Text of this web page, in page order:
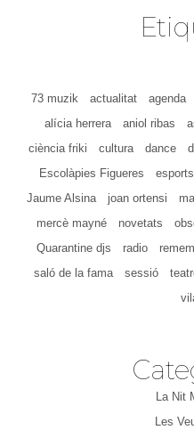
73 muzik actualitat agenda
alícia herrera
aniol ribas
ciència friki
cultura dance
Escolàpies Figueres
esports
Jaume Alsina
joan ortensi
mercè mayné
novetats
Quarantine djs
radio
saló de la fama
sessió
La Nit
Les